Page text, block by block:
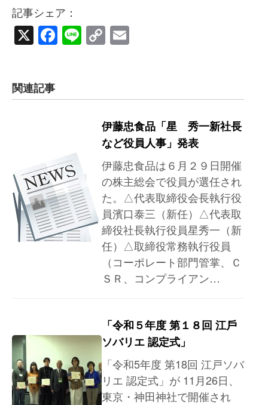
記事シェア：
X Facebook
LineCopy
関連記事
伊藤忠食品「星 秀一新社長
など役員人事」発表
伊藤忠食品は６月２９日開催
の株主総会で役員が選任され
た。△代表取締役会長執行役
員濱口泰三（新任）△代表取
締役社長執行役員星秀一（新
任）△取締役常務執行役員
（コーポレート部門管掌、Ｃ
ＳＲ、コンプライアン…
「令和５年度 第１８回 江⼾
ソバリエ 認定式」
「令和5年度 第18回 江戸ソバ
リエ 認定式」が 11月26日、
東京・神田神社で開催され